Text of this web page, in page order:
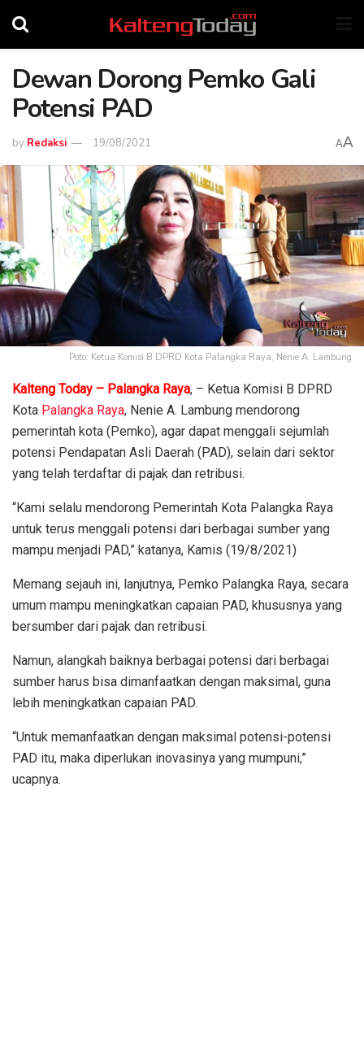
Dewan Dorong Pemko Gali
Potensi PAD
by Redaksi 19/08/2021 AA
Poto: Ketua Komisi B DPRD Kota Palangka Raya, Nenie A. Lambung
Kalteng Today – Palangka Raya, – Ketua Komisi B DPRD
Kota Palangka Raya, Nenie A. Lambung mendorong
pemerintah kota (Pemko), agar dapat menggali sejumlah
potensi Pendapatan Asli Daerah (PAD), selain dari sektor
yang telah terdaftar di pajak dan retribusi.
“Kami selalu mendorong Pemerintah Kota Palangka Raya
untuk terus menggali potensi dari berbagai sumber yang
mampu menjadi PAD,” katanya, Kamis (19/8/2021)
Memang sejauh ini, lanjutnya, Pemko Palangka Raya, secara
umum mampu meningkatkan capaian PAD, khususnya yang
bersumber dari pajak dan retribusi.
Namun, alangkah baiknya berbagai potensi dari berbagai
sumber harus bisa dimanfaatkan dengan maksimal, guna
lebih meningkatkan capaian PAD.
“Untuk memanfaatkan dengan maksimal potensi-potensi
PAD itu, maka diperlukan inovasinya yang mumpuni,”
ucapnya.